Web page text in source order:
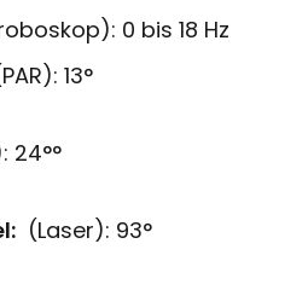
0 bis 18 Hz
13°
24°°
(Laser): 93°